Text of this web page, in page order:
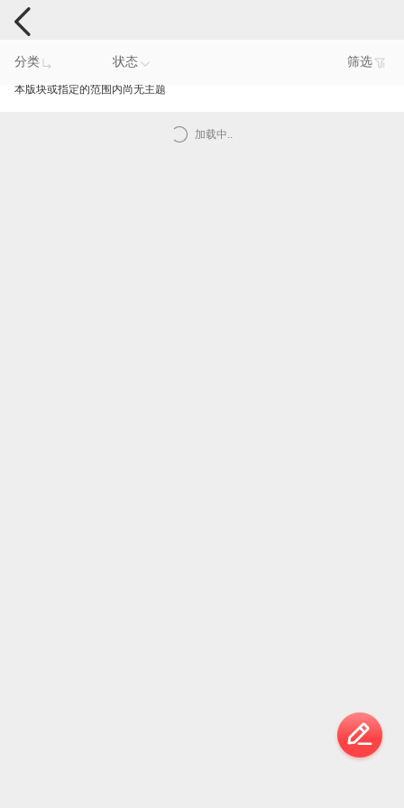
手机反馈
分类 状态 筛选
本版块或指定的范围内尚无主题
加载中..